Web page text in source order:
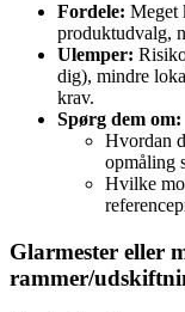
Fordele: Meget
produktudvalg,
Ulemper:
dig), mindre
krav.
Spørg dem om:
Hvordan
opmåling
Hvilke
Glarmester eller
rammer/